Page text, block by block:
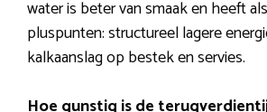
water is beter van smaak en heeft
pluspunten: structureel lagere
kalkaanslag op bestek en servies.